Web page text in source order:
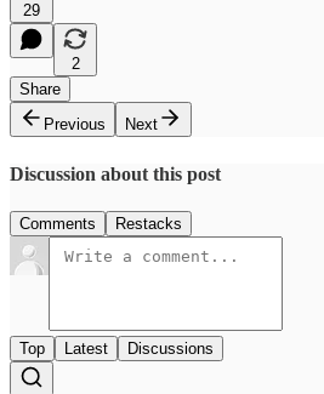
29
2
Share
Previous
Next
Discussion about this post
Comments Restacks
Top Latest Discussions